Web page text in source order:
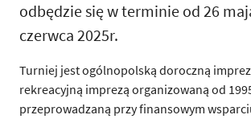
odbędzie się w terminie od 26
czerwca 2025r.
Turniej jest ogólnopolską doroczną
rekreacyjną imprezą organizowaną od
przeprowadzaną przy finansowym